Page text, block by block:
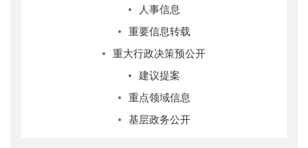
人事信息
重要信息转载
重大行政决策预公开
建议提案
重点领域信息
基层政务公开